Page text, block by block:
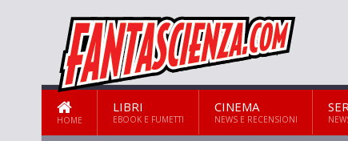
HOME
LIBRI
EBOOK E FUMETTI
CINEMA
NEWS E RECENSIONI